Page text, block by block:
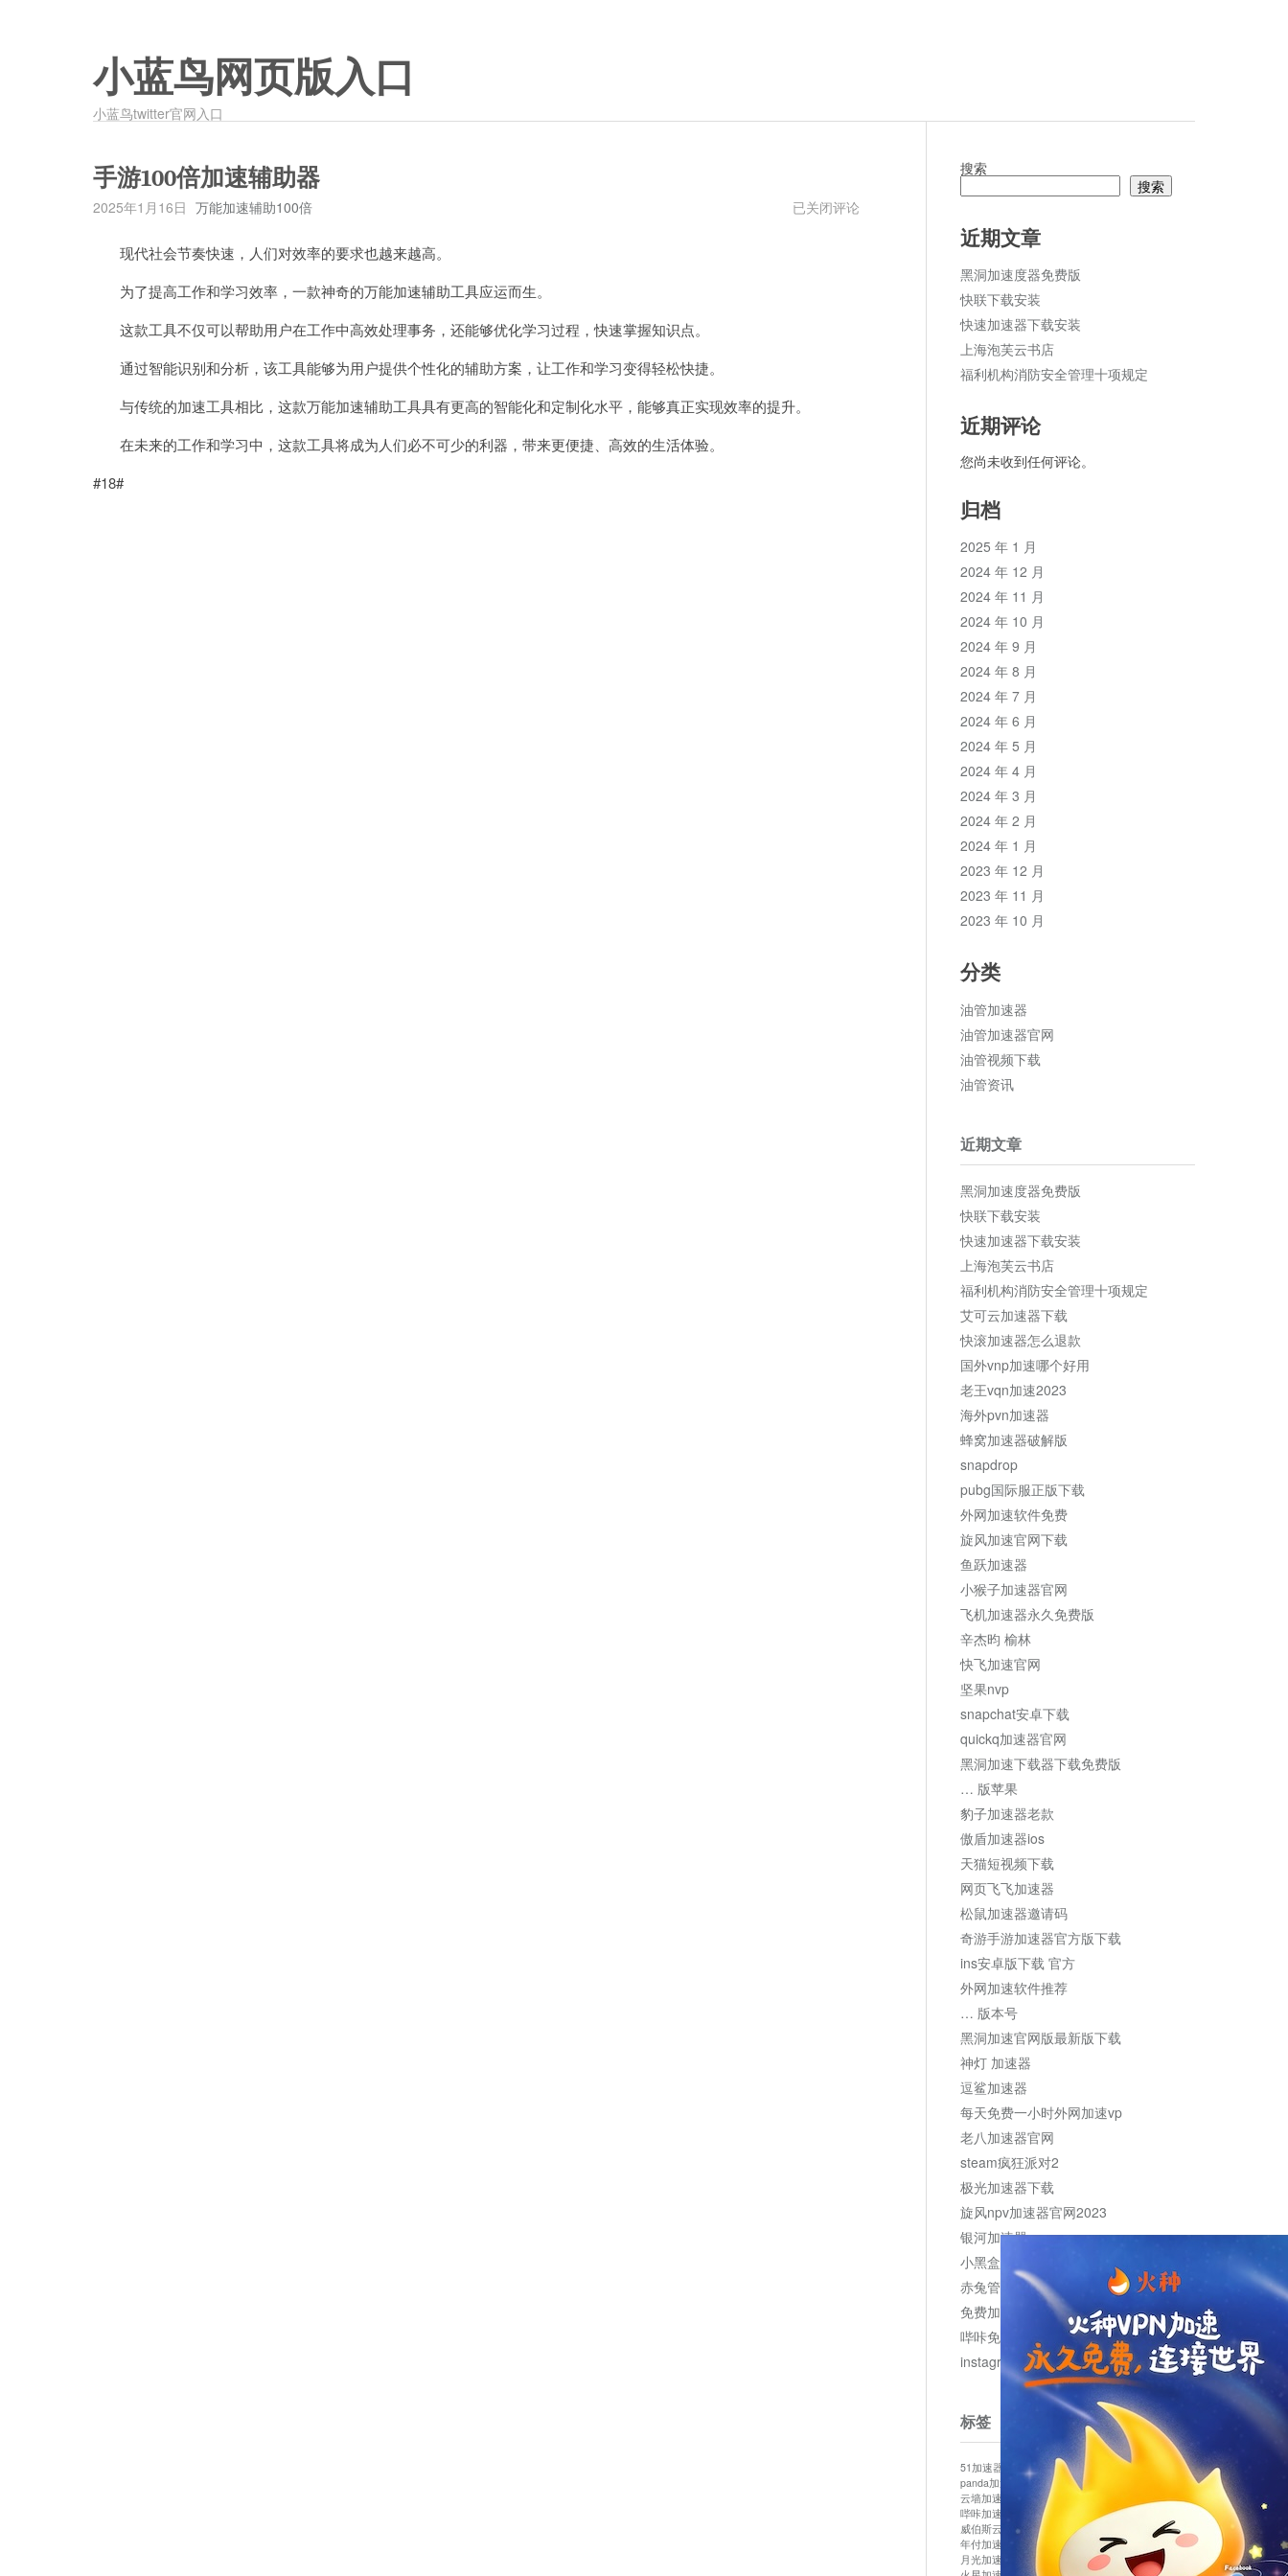
小蓝鸟网页版入口
小蓝鸟twitter官网入口
手游100倍加速辅助器
2025年1月16日 万能加速辅助100倍
手
已关闭评论
现代社会节奏快速，人们对效率的要求也越来越高。
为了提高工作和学习效率，一款神奇的万能加速辅助工具应运而生。
这款工具不仅可以帮助用户在工作中高效处理事务，还能够优化学习过程，快速掌握知识点。
通过智能识别和分析，该工具能够为用户提供个性化的辅助方案，让工作和学习变得轻松快捷。
与传统的加速工具相比，这款万能加速辅助工具具有更高的智能化和定制化水平，能够真正实现效率的提升。
在未来的工作和学习中，这款工具将成为人们必不可少的利器，带来更便捷、高效的生活体验。
#18#
搜索
搜索
近期文章
黑洞加速度器免费版
快联下载安装
快速加速器下载安装
上海泡芙云书店
福利机构消防安全管理十项规定
近期评论
您尚未收到任何评论。
归档
2025 年 1 月
2024 年 12 月
2024 年 11 月
2024 年 10 月
2024 年 9 月
2024 年 8 月
2024 年 7 月
2024 年 6 月
2024 年 5 月
2024 年 4 月
2024 年 3 月
2024 年 2 月
2024 年 1 月
2023 年 12 月
2023 年 11 月
2023 年 10 月
分类
油管加速器
油管加速器官网
油管视频下载
油管资讯
近期文章
黑洞加速度器免费版
快联下载安装
快速加速器下载安装
上海泡芙云书店
福利机构消防安全管理十项规定
艾可云加速器下载
快滚加速器怎么退款
国外vnp加速哪个好用
老王vqn加速2023
海外pvn加速器
蜂窝加速器破解版
snapdrop
pubg国际服正版下载
外网加速软件免费
旋风加速官网下载
鱼跃加速器
小猴子加速器官网
飞机加速器永久免费版
辛杰昀 榆林
快飞加速官网
坚果nvp
snapchat安卓下载
quickq加速器官网
黑洞加速下载器下载免费版
… 版苹果
豹子加速器老款
傲盾加速器ios
天猫短视频下载
网页飞飞加速器
松鼠加速器邀请码
奇游手游加速器官方版下载
ins安卓版下载 官方
外网加速软件推荐
… 版本号
黑洞加速官网版最新版下载
神灯 加速器
逗鲨加速器
每天免费一小时外网加速vp
老八加速器官网
steam疯狂派对2
极光加速器下载
旋风npv加速器官网2023
银河加速器
小黑盒加速器加速
赤兔管理平台
免费加速器
哔咔免费加速服务器
instagram网页版登录入口
标签
51加速器 bitznet hidecat i7加速器
kuai500
panda加速器
snap加速器 vp加速器
中信加速器
云墙加速器
云速加速器
哔咔加速器
哔咔哔咔加速器 喵云 回锅肉加速器
威伯斯云
小明加速器 小蓝鸟加速器
布谷vp加速器
年付加速器
心阶云 快连 怎么上外网
易飞加速器
月光加速器
机场加速器 松果云 梯子加速器